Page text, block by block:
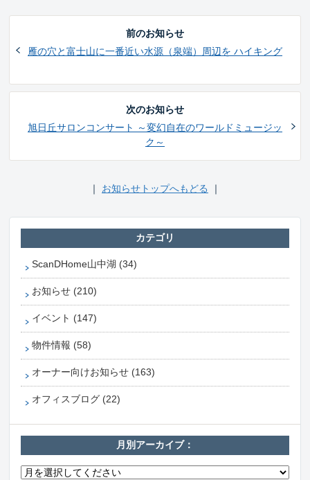
前のお知らせ
雁の穴と富士山に一番近い水源（泉端）周辺を ハイキング
次のお知らせ
旭日丘サロンコンサート ～変幻自在のワールドミュージッ
ク～
｜ お知らせトップへもどる ｜
カテゴリ
ScanDHome山中湖 (34)
お知らせ (210)
イベント (147)
物件情報 (58)
オーナー向けお知らせ (163)
オフィスブログ (22)
月別アーカイブ：